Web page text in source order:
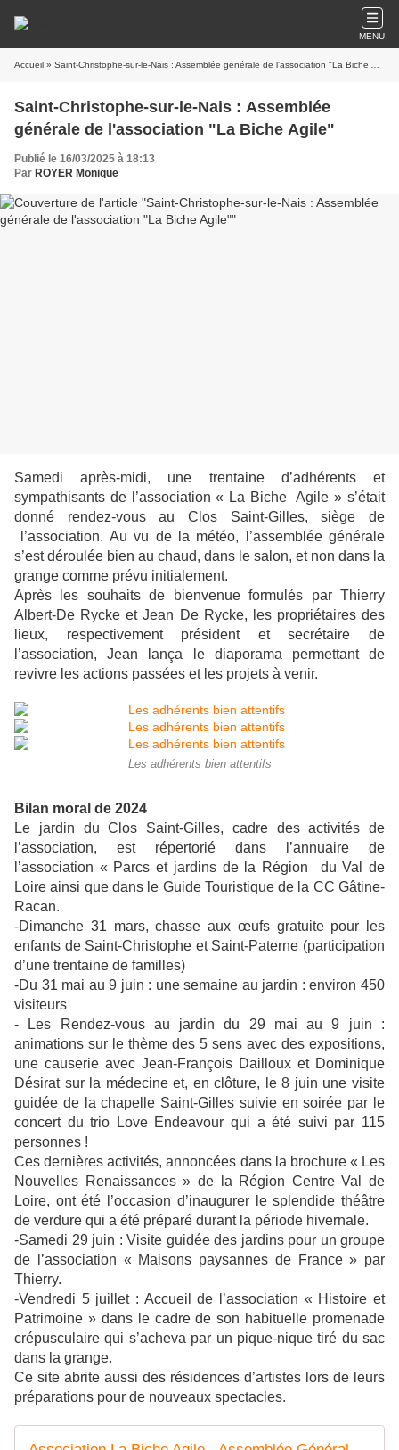
MENU
Accueil » Saint-Christophe-sur-le-Nais : Assemblée générale de l'association "La Biche Agile"
Saint-Christophe-sur-le-Nais : Assemblée
générale de l'association "La Biche Agile"
Publié le 16/03/2025 à 18:13
Par ROYER Monique
Samedi après-midi, une trentaine d’adhérents et
sympathisants de l’association « La Biche Agile » s’était
donné rendez-vous au Clos Saint-Gilles, siège de
l’association. Au vu de la météo, l’assemblée générale
s’est déroulée bien au chaud, dans le salon, et non dans la
grange comme prévu initialement.
Après les souhaits de bienvenue formulés par Thierry
Albert-De Rycke et Jean De Rycke, les propriétaires des
lieux, respectivement président et secrétaire de
l’association, Jean lança le diaporama permettant de
revivre les actions passées et les projets à venir.
Les adhérents bien attentifs
Bilan moral de 2024
Le jardin du Clos Saint-Gilles, cadre des activités de
l’association, est répertorié dans l’annuaire de
l’association « Parcs et jardins de la Région du Val de
Loire ainsi que dans le Guide Touristique de la CC Gâtine-
Racan.
-Dimanche 31 mars, chasse aux œufs gratuite pour les
enfants de Saint-Christophe et Saint-Paterne (participation
d’une trentaine de familles)
-Du 31 mai au 9 juin : une semaine au jardin : environ 450
visiteurs
- Les Rendez-vous au jardin du 29 mai au 9 juin :
animations sur le thème des 5 sens avec des expositions,
une causerie avec Jean-François Dailloux et Dominique
Désirat sur la médecine et, en clôture, le 8 juin une visite
guidée de la chapelle Saint-Gilles suivie en soirée par le
concert du trio Love Endeavour qui a été suivi par 115
personnes !
Ces dernières activités, annoncées dans la brochure « Les
Nouvelles Renaissances » de la Région Centre Val de
Loire, ont été l’occasion d’inaugurer le splendide théâtre
de verdure qui a été préparé durant la période hivernale.
-Samedi 29 juin : Visite guidée des jardins pour un groupe
de l’association « Maisons paysannes de France » par
Thierry.
-Vendredi 5 juillet : Accueil de l’association « Histoire et
Patrimoine » dans le cadre de son habituelle promenade
crépusculaire qui s’acheva par un pique-nique tiré du sac
dans la grange.
Ce site abrite aussi des résidences d’artistes lors de leurs
préparations pour de nouveaux spectacles.